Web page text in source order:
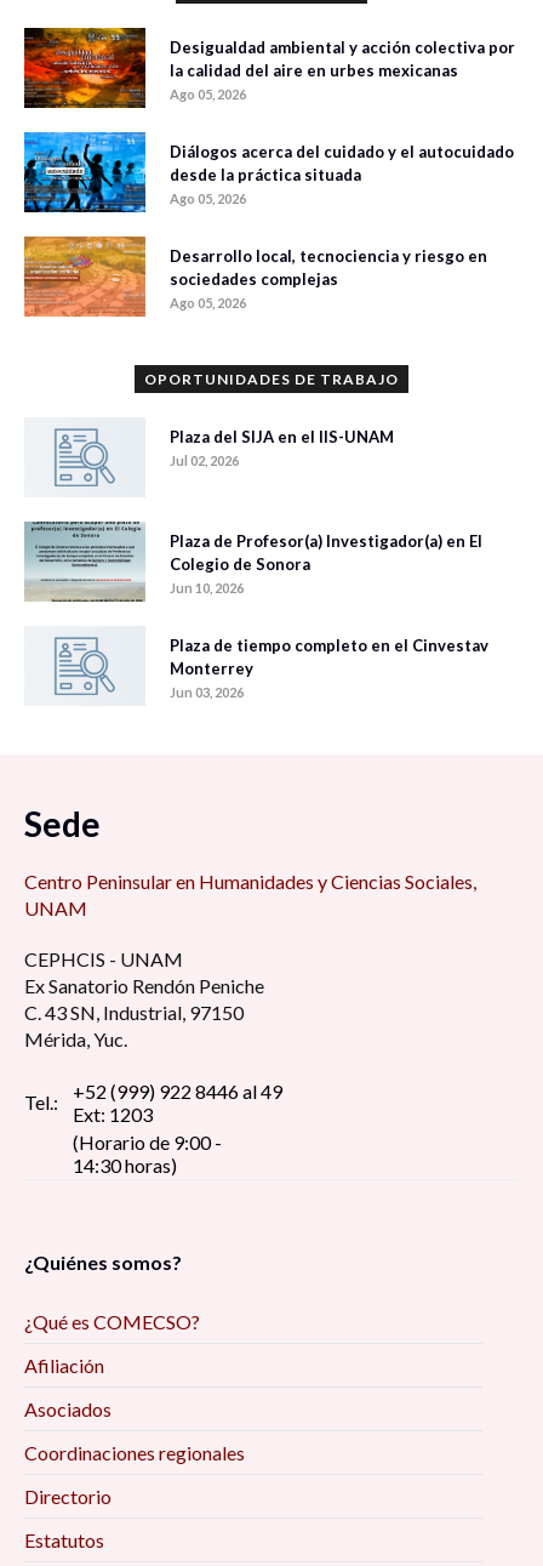
Desigualdad ambiental y acción colectiva por
la calidad del aire en urbes mexicanas
Ago 05, 2026
Diálogos acerca del cuidado y el autocuidado
desde la práctica situada
Ago 05, 2026
Desarrollo local, tecnociencia y riesgo en
sociedades complejas
Ago 05, 2026
OPORTUNIDADES DE TRABAJO
Plaza del SIJA en el IIS-UNAM
Jul 02, 2026
Plaza de Profesor(a) Investigador(a) en El
Colegio de Sonora
Jun 10, 2026
Plaza de tiempo completo en el Cinvestav
Monterrey
Jun 03, 2026
Sede
Centro Peninsular en Humanidades y Ciencias Sociales,
UNAM
CEPHCIS - UNAM
Ex Sanatorio Rendón Peniche
C. 43 SN, Industrial, 97150
Mérida, Yuc.
Tel.:
+52 (999) 922 8446 al 49
Ext: 1203
(Horario de 9:00 -
14:30 horas)
¿Quiénes somos?
¿Qué es COMECSO?
Afiliación
Asociados
Coordinaciones regionales
Directorio
Estatutos